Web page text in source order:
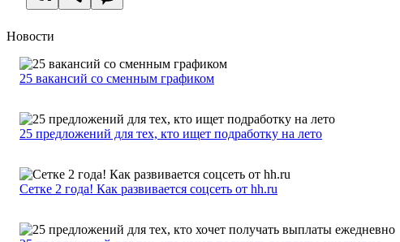
Новости
25 вакансий со сменным графиком
25 предложений для тех, кто ищет подработку на лето
Сетке 2 года! Как развивается соцсеть от hh.ru